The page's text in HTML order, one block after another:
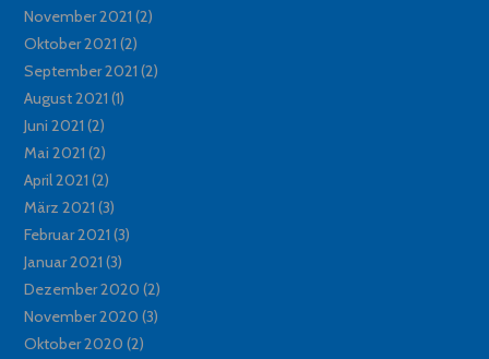
November 2021 (2)
Oktober 2021 (2)
September 2021 (2)
August 2021 (1)
Juni 2021 (2)
Mai 2021 (2)
April 2021 (2)
März 2021 (3)
Februar 2021 (3)
Januar 2021 (3)
Dezember 2020 (2)
November 2020 (3)
Oktober 2020 (2)